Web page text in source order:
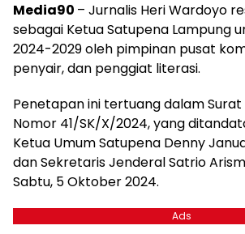
Media90 – Jurnalis Heri Wardoyo
sebagai Ketua Satupena Lampung
2024-2029 oleh pimpinan pusat
penyair, dan penggiat literasi.
Penetapan ini tertuang dalam
Nomor 41/SK/X/2024, yang
Ketua Umum Satupena Denny
dan Sekretaris Jenderal Satrio
Sabtu, 5 Oktober 2024.
Ads